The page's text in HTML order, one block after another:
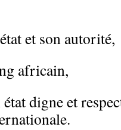
et son autorité,
africain,
digne et